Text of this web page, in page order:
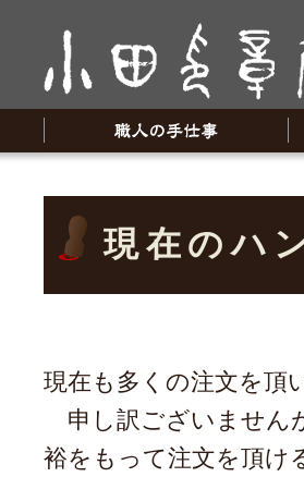
現在のハ
現在も多くの注文を頂
申し訳ございません
裕をもって注文を頂け